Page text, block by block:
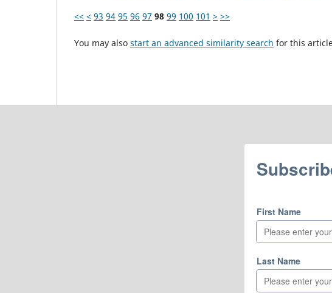
<< < 93 94 95 96 97 98 99 100 101 > >>
You may also start an advanced similarity search for this